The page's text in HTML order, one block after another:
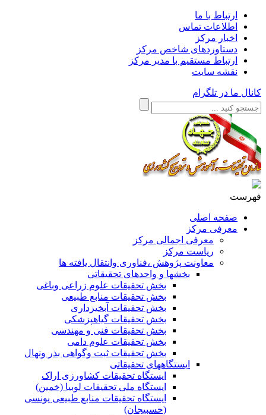
ارتباط با ما
اطلاعات تماس
اخبار مرکز
دستاوردهای شاخص مرکز
ارتباط مستقیم با مدیر مرکز
نقشه سایت
کانال ما در تلگرام
فهرست
صفحه اصلی
معرفی مرکز
معرفی اجمالی مرکز
ریاست مرکز
معاونت پژوهش ،فناوری وانتقال یافته ها
بخشها و واحدهای تحقیقاتی
بخش تحقیقات علوم زراعی وباغی
بخش تحقیقات منابع طبیعی
بخش تحقیقات آبخیزداری
بخش تحقیقات گیاهپزشکی
بخش تحقیقات فنی و مهندسی
بخش تحقیقات علوم دامی
بخش تحقیقات ثبت وگواهی بذر ونهال
ایستگاههای تحقیقاتی
ایستگاه تحقیقات کشاورزی اراک
ایستگاه ملی تحقیقات لوبیا (خمین)
ایستگاه تحقیقات منابع طبیعی یونسی
(خسبیجان)